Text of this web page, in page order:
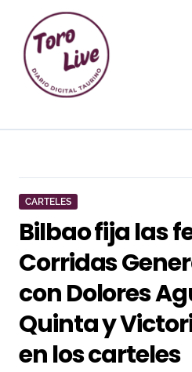
contenido
CARTELES
Bilbao fija las
Corridas
con Dolores
Quinta y
en los carteles